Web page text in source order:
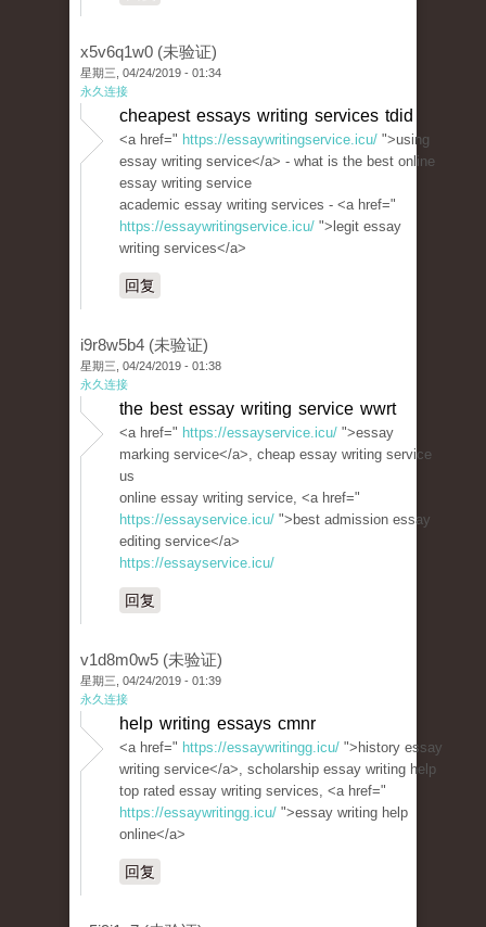
x5v6q1w0 (未验证)
星期三, 04/24/2019 - 01:34
永久连接
cheapest essays writing services tdid
<a href=" https://essaywritingservice.icu/ ">using
essay writing service</a> - what is the best online
essay writing service
academic essay writing services - <a href="
https://essaywritingservice.icu/ ">legit essay
writing services</a>
回复
i9r8w5b4 (未验证)
星期三, 04/24/2019 - 01:38
永久连接
the best essay writing service wwrt
<a href=" https://essayservice.icu/ ">essay
marking service</a>, cheap essay writing service
us
online essay writing service, <a href="
https://essayservice.icu/ ">best admission essay
editing service</a>
https://essayservice.icu/
回复
v1d8m0w5 (未验证)
星期三, 04/24/2019 - 01:39
永久连接
help writing essays cmnr
<a href=" https://essaywritingg.icu/ ">history essay
writing service</a>, scholarship essay writing help
top rated essay writing services, <a href="
https://essaywritingg.icu/ ">essay writing help
online</a>
回复